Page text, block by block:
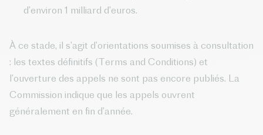
d’environ 1 milliard d’euros.
À ce stade, il s’agit d’orientations soumises à consultation
: les textes définitifs (Terms and Conditions) et
l’ouverture des appels ne sont pas encore publiés. La
Commission indique que les appels ouvrent
généralement en fin d’année.